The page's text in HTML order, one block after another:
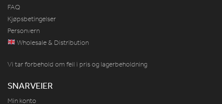
FAQ
Kjøpsbetingelser
Personvern
Wholesale & Distribution
Vi tar forbehold om feil i pris og lagerbeholdning
SNARVEIER
Min konto